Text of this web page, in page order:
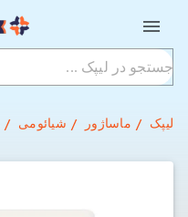
لیپک ماساژور شیائومی